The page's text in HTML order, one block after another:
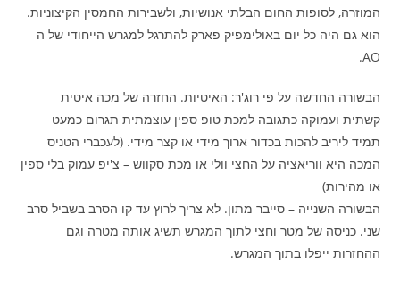
המוזרה, לסופות החום הבלתי אנושיות, ולשבירות החמסין הקיצוניות.
הוא גם היה כל יום באולימפיק פארק להתרגל למגרש הייחודי של ה
AO.
הבשורה החדשה על פי רוג'ר: האיטיות. החזרה של מכה איטית
קשתית ועמוקה כתגובה למכת טופ ספין עוצמתית תגרום כמעט
תמיד ליריב להכות בכדור ארוך מידי או קצר מידי. (לעכברי הטניס
המכה היא ווריאציה על החצי וולי או מכת סקווש – צ'יפ עמוק בלי ספין
או מהירות)
הבשורה השנייה – סייבר מתון. לא צריך לרוץ עד קו הסרב בשביל סרב
שני. כניסה של מטר וחצי לתוך המגרש תשיג אותה מטרה וגם
ההחזרות ייפלו בתוך המגרש.